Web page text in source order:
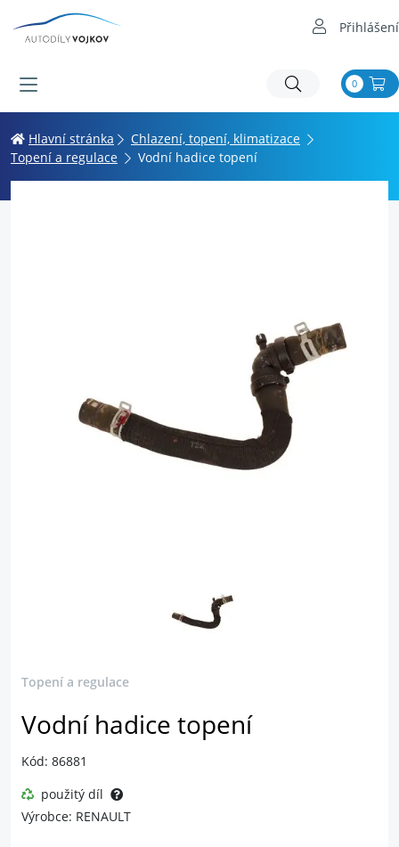
Přihlášení
0
Hlavní stránka
Chlazení, topení, klimatizace
Topení a regulace
Vodní hadice topení
Topení a regulace
Vodní hadice topení
Kód: 86881
použitý díl
Výrobce: RENAULT